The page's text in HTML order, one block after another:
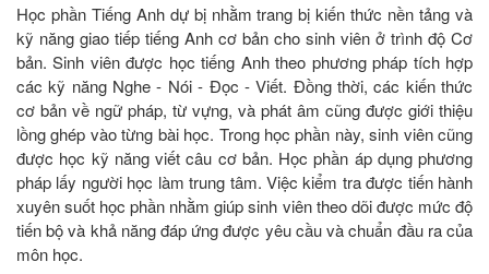
Học phần Tiếng Anh dự bị nhằm trang bị kiến thức nền tảng và
kỹ năng giao tiếp tiếng Anh cơ bản cho sinh viên ở trình độ Cơ
bản. Sinh viên được học tiếng Anh theo phương pháp tích hợp
các kỹ năng Nghe - Nói - Đọc - Viết. Đồng thời, các kiến thức
cơ bản về ngữ pháp, từ vựng, và phát âm cũng được giới thiệu
lồng ghép vào từng bài học. Trong học phần này, sinh viên cũng
được học kỹ năng viết câu cơ bản. Học phần áp dụng phương
pháp lấy người học làm trung tâm. Việc kiểm tra được tiến hành
xuyên suốt học phần nhằm giúp sinh viên theo dõi được mức độ
tiến bộ và khả năng đáp ứng được yêu cầu và chuẩn đầu ra của
môn học.